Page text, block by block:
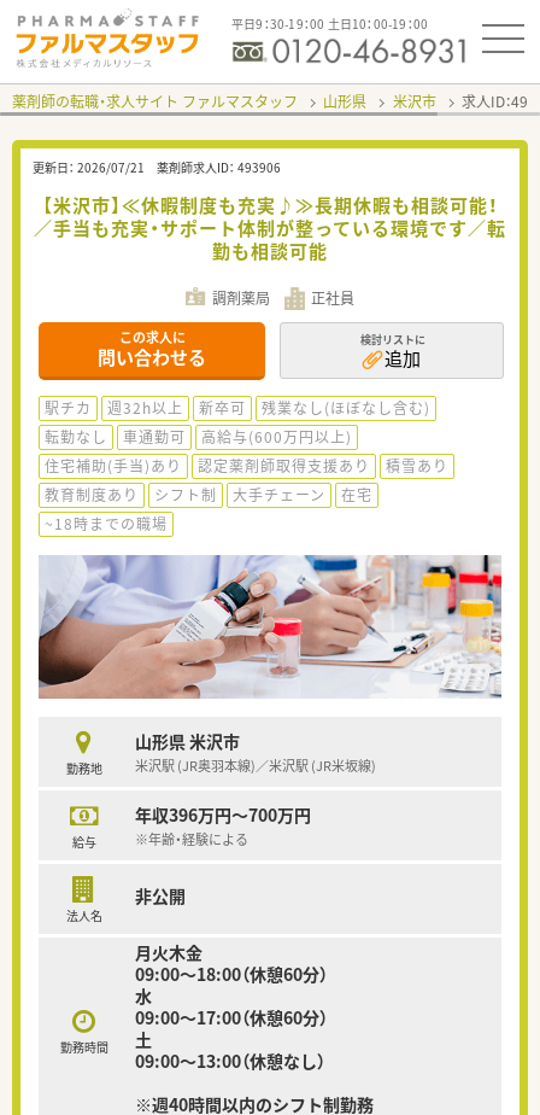
平日9：30-19：00 土日10：00-19：00
薬剤師の転職・求人サイト ファルマスタッフ 山形県 米沢市 求人ID：
更新日： 2026/07/21 薬剤師求人ID： 493906
【米沢市】≪休暇制度も充実♪≫長期休暇も相談可能！
／手当も充実・サポート体制が整っている環境です／転
勤も相談可能
調剤薬局 正社員
この求人に
問い合わせる
検討リストに
追加
駅チカ 週32h以上 新卒可
残業なし(ほぼなし含む)
転勤なし
車通勤可
高給与(600万円以上)
住宅補助(手当)あり
認定薬剤師取得支援あり
積雪あり
教育制度あり
シフト制 大手チェーン
在宅
~18時までの職場
勤務地
山形県 米沢市
米沢駅 (JR奥羽本線)／米沢駅 (JR米坂線)
給与
年収396万円～700万円
※年齢・経験による
法人名
非公開
勤務時間
月火木金
09:00～18:00（休憩60分）
水
09:00～17:00（休憩60分）
土
09:00～13:00（休憩なし）
※週40時間以内のシフト制勤務